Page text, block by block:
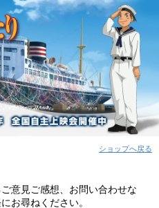
ショップへ戻る
意見ご感想、お問い合わせな
お尋ねください。